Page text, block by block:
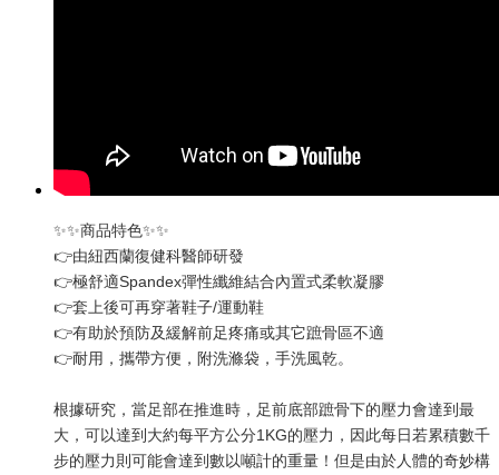
✨✨商品特色✨✨
👉由紐西蘭復健科醫師研發
👉極舒適Spandex彈性纖維結合內置式柔軟凝膠
👉套上後可再穿著鞋子/運動鞋
👉有助於預防及緩解前足疼痛或其它蹠骨區不適
👉耐用，攜帶方便，附洗滌袋，手洗風乾。
根據研究，當足部在推進時，足前底部蹠骨下的壓力會達到最
大，可以達到大約每平方公分1KG的壓力，因此每日若累積數千
步的壓力則可能會達到數以噸計的重量！但是由於人體的奇妙構